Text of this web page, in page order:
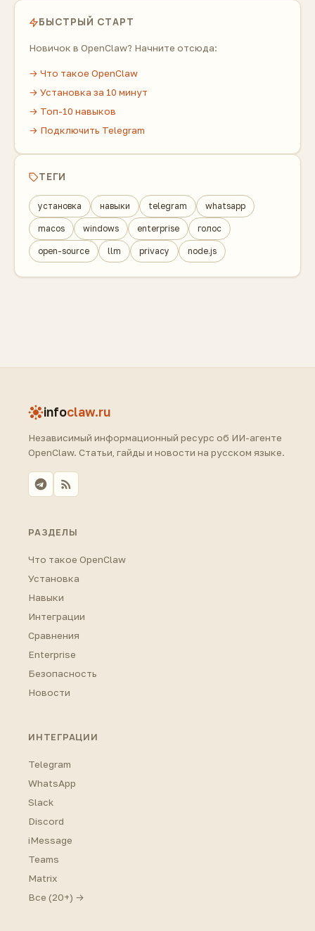
БЫСТРЫЙ СТАРТ
Новичок в OpenClaw? Начните отсюда:
→ Что такое OpenClaw
→ Установка за 10 минут
→ Топ-10 навыков
→ Подключить Telegram
ТЕГИ
установка навыки telegram whatsapp
macos windows enterprise голос
open-source llm privacy node.js
infoclaw.ru
Независимый информационный ресурс об ИИ-агенте
OpenClaw. Статьи, гайды и новости на русском языке.
РАЗДЕЛЫ
Что такое OpenClaw
Установка
Навыки
Интеграции
Сравнения
Enterprise
Безопасность
Новости
ИНТЕГРАЦИИ
Telegram
WhatsApp
Slack
Discord
iMessage
Teams
Matrix
Все (20+) →